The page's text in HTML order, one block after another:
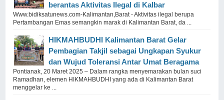
berantas Aktivitas Ilegal di Kalbar
Www.bidiksatunews.com-Kalimantan,Barat - Aktivitas ilegal berupa
Pertambangan Emas semangkin marak di Kalimantan Barat, da ...
HIKMAHBUDHI Kalimantan Barat Gelar
Pembagian Takjil sebagai Ungkapan Syukur
dan Wujud Toleransi Antar Umat Beragama
Pontianak, 20 Maret 2025 – Dalam rangka menyemarakan bulan suci
Ramadhan, elemen HIKMAHBUDHI yang ada di Kalimantan Barat
menggelar ke ...